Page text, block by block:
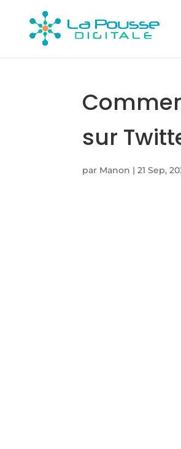
sur
par Manon |21 Sep,